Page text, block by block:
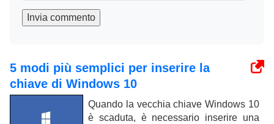
Invia commento
5 modi più semplici per inserire la
chiave di Windows 10
Quando la vecchia chiave Windows 10
è scaduta, è necessario inserire una